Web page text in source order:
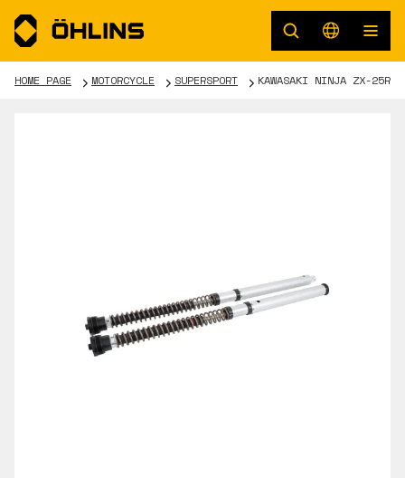
HOME PAGE MOTORCYCLE SUPERSPORT KAWASAKI NINJA ZX-25R